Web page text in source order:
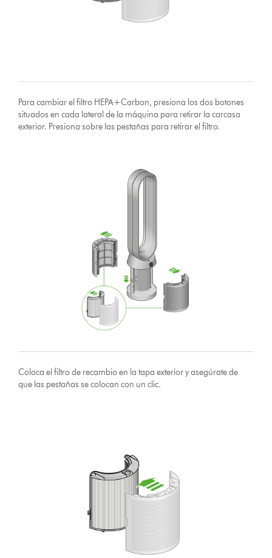
Para cambiar el filtro HEPA+Carbon, presiona los dos botones
situados en cada lateral de la máquina para retirar la carcasa
exterior. Presiona sobre las pestañas para retirar el filtro.
Coloca el filtro de recambio en la tapa exterior y asegúrate de
que las pestañas se colocan con un clic.